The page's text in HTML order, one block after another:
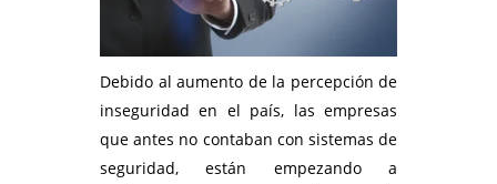
Debido al aumento de la percepción de
inseguridad en el país, las empresas
que antes no contaban con sistemas de
seguridad, están empezando a